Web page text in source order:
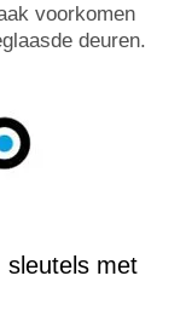
voorkomen
deuren.
sleutels met